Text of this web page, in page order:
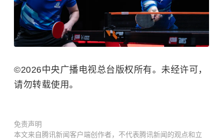
©2026中央广播电视总台版权所有。未经许可，
请勿转载使用。
免责声明
本文来自腾讯新闻客户端创作者，不代表腾讯新闻的观点和立